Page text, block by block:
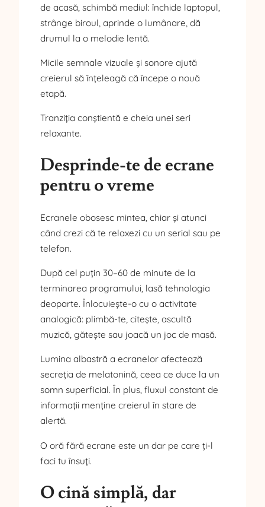
de acasă, schimbă mediul: închide laptopul,
strânge biroul, aprinde o lumânare, dă
drumul la o melodie lentă.
Micile semnale vizuale și sonore ajută
creierul să înțeleagă că începe o nouă
etapă.
Tranziția conștientă e cheia unei seri
relaxante.
Desprinde-te de ecrane
pentru o vreme
Ecranele obosesc mintea, chiar și atunci
când crezi că te relaxezi cu un serial sau pe
telefon.
După cel puțin 30–60 de minute de la
terminarea programului, lasă tehnologia
deoparte. Înlocuiește-o cu o activitate
analogică: plimbă-te, citește, ascultă
muzică, gătește sau joacă un joc de masă.
Lumina albastră a ecranelor afectează
secreția de melatonină, ceea ce duce la un
somn superficial. În plus, fluxul constant de
informații menține creierul în stare de
alertă.
O oră fără ecrane este un dar pe care ți-l
faci tu însuți.
O cină simplă, dar